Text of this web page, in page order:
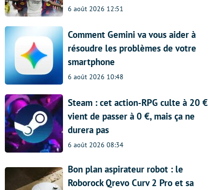
6 août 2026 12:51
Comment Gemini va vous aider à
résoudre les problèmes de votre
smartphone
6 août 2026 10:48
Steam : cet action-RPG culte à 20 €
vient de passer à 0 €, mais ça ne
durera pas
6 août 2026 08:34
Bon plan aspirateur robot : le
Roborock Qrevo Curv 2 Pro et sa